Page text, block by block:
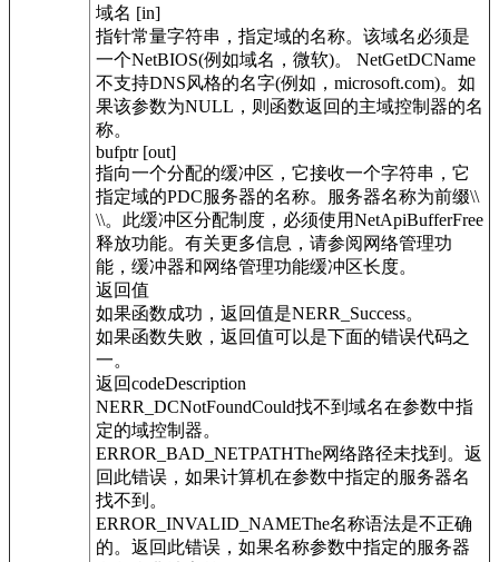
域名 [in]
指针常量字符串，指定域的名称。该域名必须是
一个NetBIOS(例如域名，微软)。 NetGetDCName
不支持DNS风格的名字(例如，microsoft.com)。如
果该参数为NULL，则函数返回的主域控制器的名
称。
bufptr [out]
指向一个分配的缓冲区，它接收一个字符串，它
指定域的PDC服务器的名称。服务器名称为前缀\\
\\。此缓冲区分配制度，必须使用NetApiBufferFree
释放功能。有关更多信息，请参阅网络管理功
能，缓冲器和网络管理功能缓冲区长度。
返回值
如果函数成功，返回值是NERR_Success。
如果函数失败，返回值可以是下面的错误代码之
一。
返回codeDescription
NERR_DCNotFoundCould找不到域名在参数中指
定的域控制器。
ERROR_BAD_NETPATHThe网络路径未找到。返
回此错误，如果计算机在参数中指定的服务器名
找不到。
ERROR_INVALID_NAMEThe名称语法是不正确
的。返回此错误，如果名称参数中指定的服务器